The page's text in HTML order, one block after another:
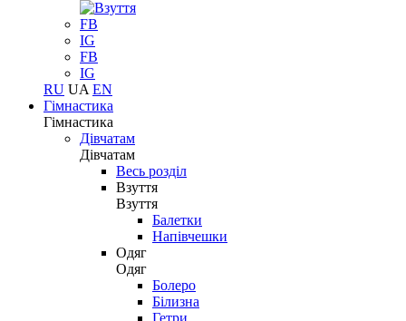
FB
IG
FB
IG
RU UA EN
Гімнастика
Гімнастика
Дівчатам
Дівчатам
Весь розділ
Взуття
Взуття
Балетки
Напівчешки
Одяг
Одяг
Болеро
Білизна
Гетри